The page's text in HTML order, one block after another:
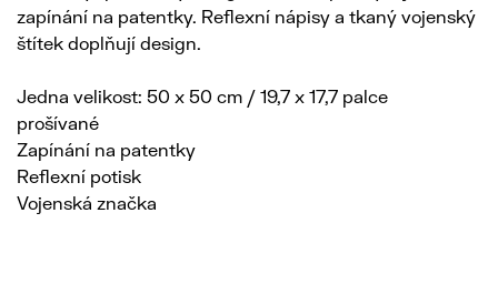
zapínání na patentky. Reflexní nápisy a tkaný vojenský
štítek doplňují design.
Jedna velikost: 50 x 50 cm / 19,7 x 17,7 palce
prošívané
Zapínání na patentky
Reflexní potisk
Vojenská značka